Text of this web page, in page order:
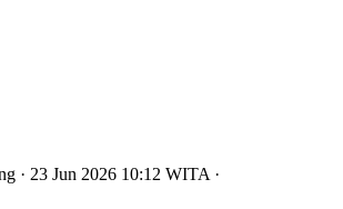
· 23 Jun 2026 10:12 WITA ·